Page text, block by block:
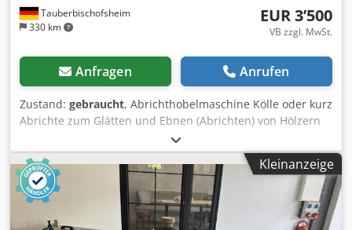
Tauberbischofsheim
330 km
EUR 3’500
VB zzgl. MwSt.
Anfragen Anrufen
Zustand: gebraucht, Abrichthobelmaschine Kölle oder kurz
Abrichte zum Glätten und Ebnen (Abrichten) von Hölzern
Inkl. Verstellbarem Winkelanschlag und Zubehör
Technische Daten: - Arbeitsbreite: 600 mm Dsdpfx Acezrxy
Royjck - Messersystem: Streifenhobelmesser Z2Kleinanzeige